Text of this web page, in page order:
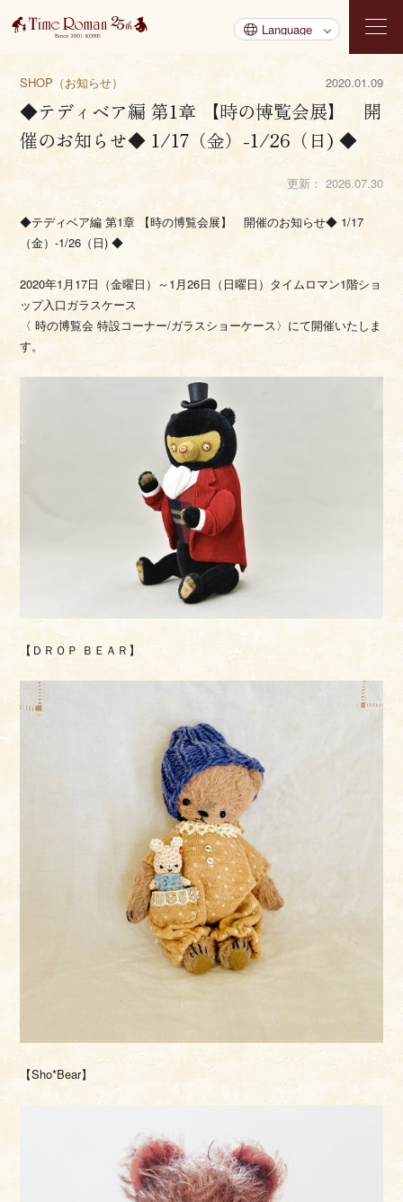
SHOP（お知らせ） 2020.01.09
◆テディベア編 第1章 【時の博覧会展】 開
催のお知らせ◆ 1/17（金）-1/26（日) ◆
更新： 2026.07.30
◆テディベア編 第1章 【時の博覧会展】 開催のお知らせ◆ 1/17
（金）-1/26（日) ◆
2020年1月17日（金曜日）～1月26日（日曜日）タイムロマン1階ショ
ップ入口ガラスケース
〈 時の博覧会 特設コーナー/ガラスショーケース〉にて開催いたしま
す。
【ＤＲＯＰ ＢＥＡＲ】
【Sho*Bear】